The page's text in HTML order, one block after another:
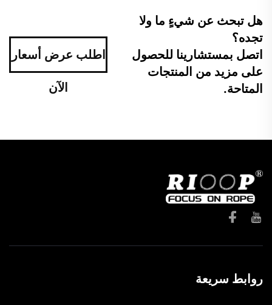
هل تبحث عن شيءٍ ما ولا
تجده؟
اتصل بمستشارينا للحصول
على مزيد من المنتجات
المتاحة.
اطلب عرض أسعار
الآن
روابط سريعة